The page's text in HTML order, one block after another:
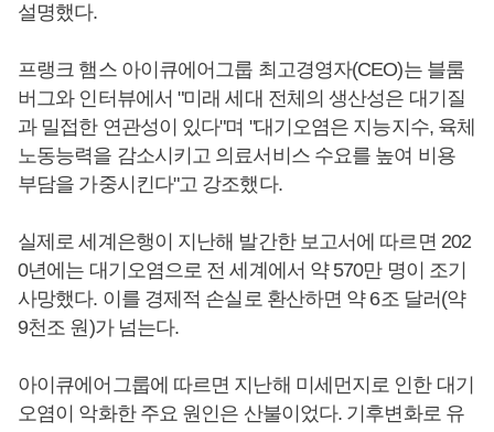
설명했다.
프랭크 햄스 아이큐에어그룹 최고경영자(CEO)는 블룸
버그와 인터뷰에서 "미래 세대 전체의 생산성은 대기질
과 밀접한 연관성이 있다"며 "대기오염은 지능지수, 육체
노동능력을 감소시키고 의료서비스 수요를 높여 비용
부담을 가중시킨다"고 강조했다.
실제로 세계은행이 지난해 발간한 보고서에 따르면 202
0년에는 대기오염으로 전 세계에서 약 570만 명이 조기
사망했다. 이를 경제적 손실로 환산하면 약 6조 달러(약
9천조 원)가 넘는다.
아이큐에어그룹에 따르면 지난해 미세먼지로 인한 대기
오염이 악화한 주요 원인은 산불이었다. 기후변화로 유